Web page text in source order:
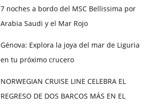
7 noches a bordo del MSC Bellissima por
Arabia Saudi y el Mar Rojo
Génova: Explora la joya del mar de Liguria
en tu próximo crucero
NORWEGIAN CRUISE LINE CELEBRA EL
REGRESO DE DOS BARCOS MÁS EN EL